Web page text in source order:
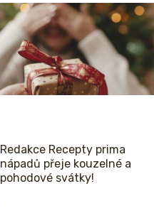
Redakce Recepty prima
nápadů přeje kouzelné a
pohodové svátky!